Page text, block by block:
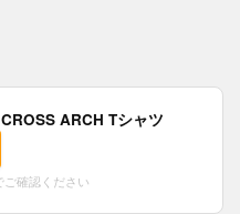
ARCH Tシャツ
確認ください